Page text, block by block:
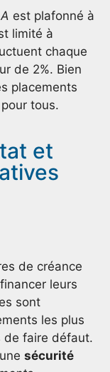
est plafonné à
limité à
chaque
de 2%. Bien
placements
tous.
et
de créance
leurs
sont
les plus
de faire défaut.
sécurité